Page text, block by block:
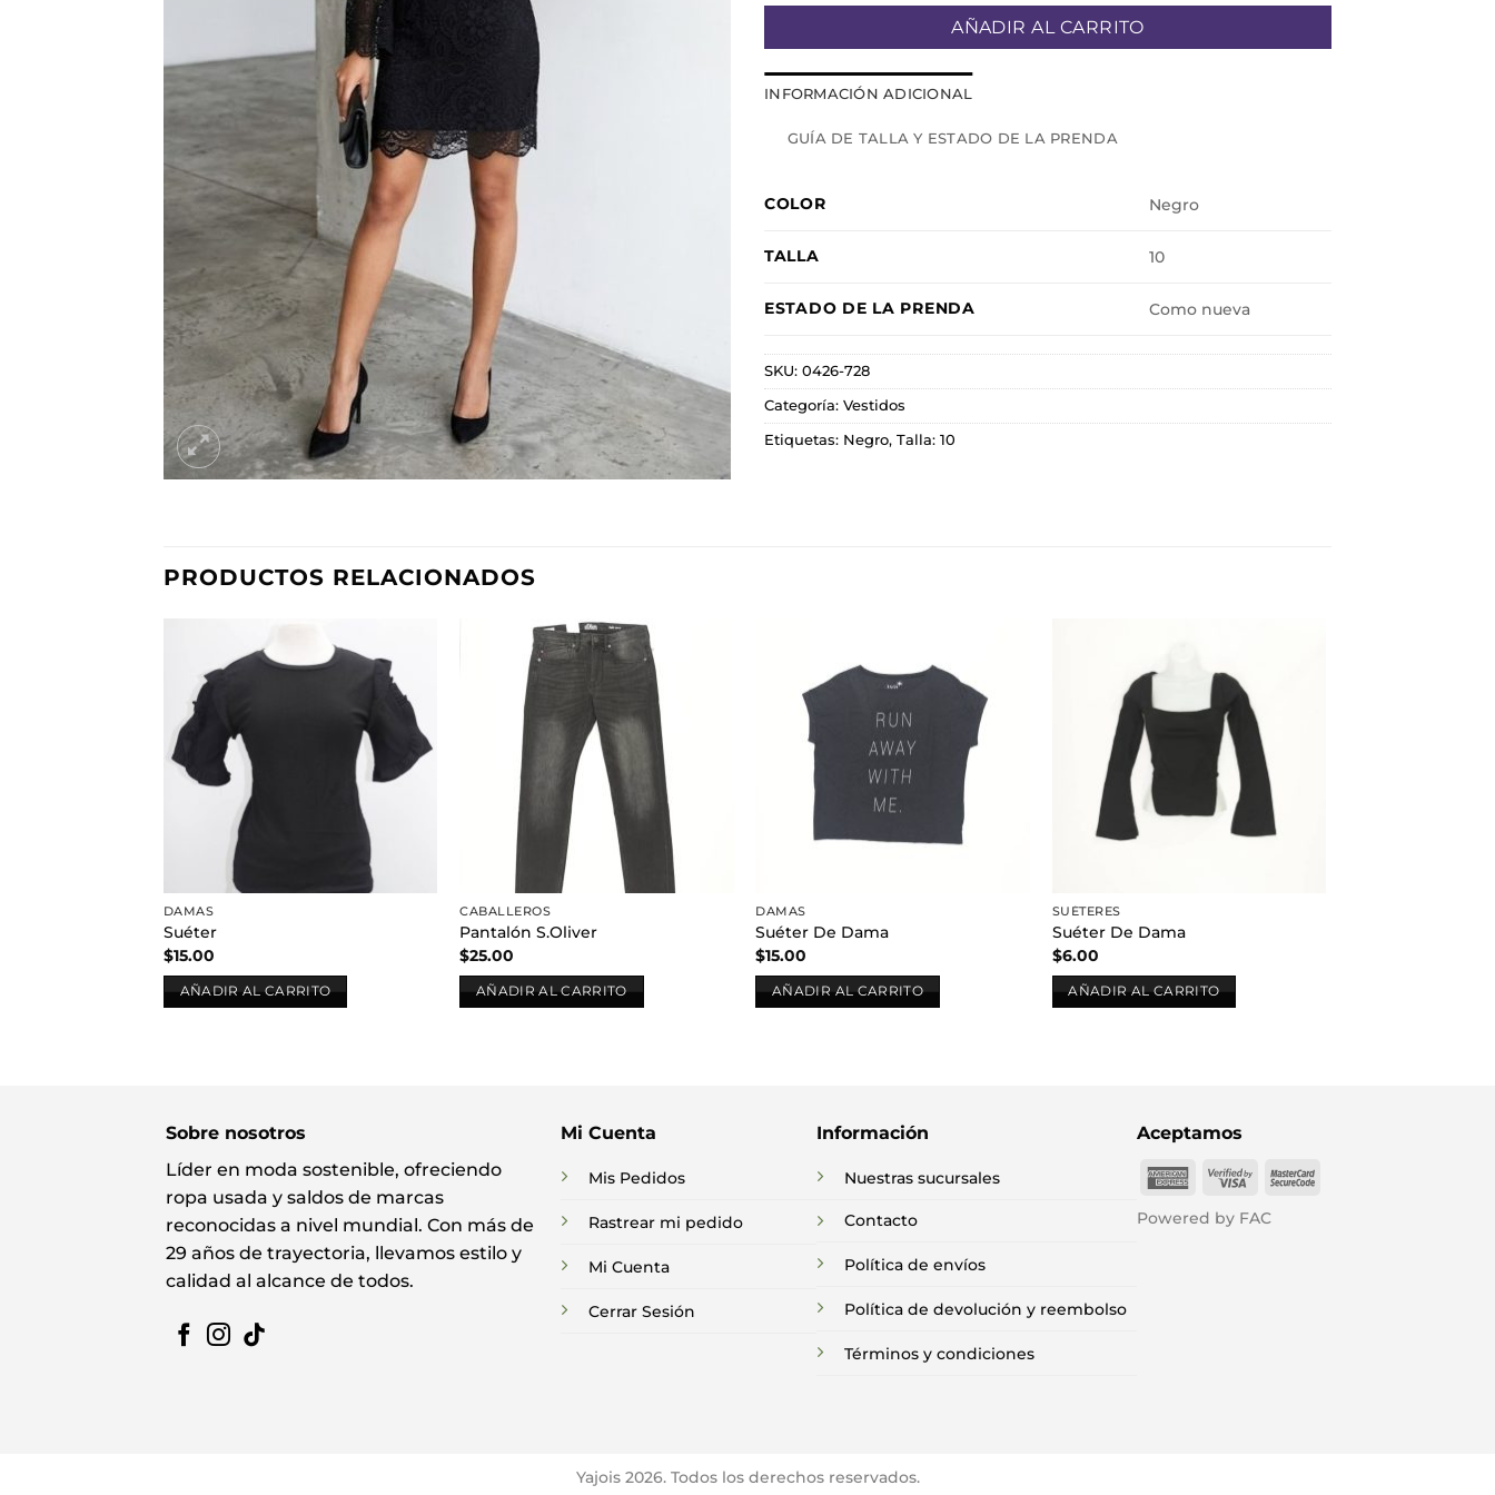
AÑADIR AL CARRITO
INFORMACIÓN ADICIONAL
GUÍA DE TALLA Y ESTADO DE LA PRENDA
COLOR Negro
TALLA 10
ESTADO DE LA PRENDA Como nueva
SKU: 0426-728
Categoría: Vestidos
Etiquetas: Negro, Talla: 10
PRODUCTOS RELACIONADOS
Añadir
a la
lista de
deseos
DAMAS
Suéter
$15.00
AÑADIR AL CARRITO
CABALLEROS
Pantalón S.Oliver
$25.00
AÑADIR AL CARRITO
a la
lista de
deseos
DAMAS
Suéter De Dama
$15.00
AÑADIR AL CARRITO
SUÉTERES
Suéter De Dama
$6.00
AÑADIR AL CARRITO
Sobre nosotros
Líder en moda sostenible, ofreciendo
ropa usada y saldos de marcas
reconocidas a nivel mundial. Con más de
29 años de trayectoria, llevamos estilo y
calidad al alcance de todos.
Mi Cuenta
Mis Pedidos
Rastrear mi pedido
Mi Cuenta
Cerrar Sesión
Información
Nuestras sucursales
Contacto
Política de envíos
Política de devolución y reembolso
Términos y condiciones
Aceptamos
American
Visa
MasterCard
Powered by FAC
Yajois 2026. Todos los derechos reservados.